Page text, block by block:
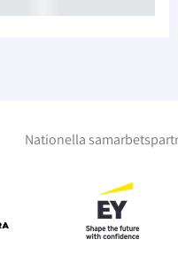
Nationella